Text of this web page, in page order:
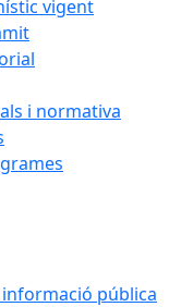
vigent
i normativa
informació pública